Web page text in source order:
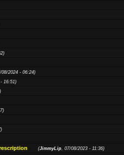
08/2024 - 06:24)
16:51)
(JimmyLip, 07/08/2023 - 11:36)